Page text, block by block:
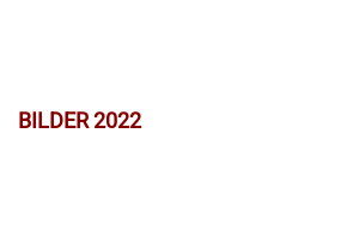
BILDER 2022